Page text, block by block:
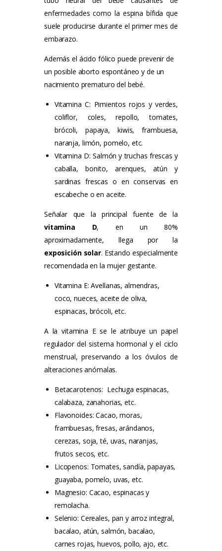
enfermedades como la espina bífida que
suele producirse durante el primer mes de
embarazo.
Además el ácido fólico puede prevenir de
un posible aborto espontáneo y de un
nacimiento prematuro del bebé.
Vitamina C: Pimientos rojos y verdes,
coliflor, coles, repollo, tomates,
brócoli, papaya, kiwis, frambuesa,
naranja, limón, pomelo, etc.
Vitamina D: Salmón y truchas frescas y
caballa, bonito, arenques, atún y
sardinas frescas o en conservas en
escabeche o en aceite.
Señalar que la principal fuente de la
vitamina D, en un 80%
aproximadamente, llega por la
exposición solar. Estando especialmente
recomendada en la mujer gestante.
Vitamina E: Avellanas, almendras,
coco, nueces, aceite de oliva,
espinacas, brócoli, etc.
A la vitamina E se le atribuye un papel
regulador del sistema hormonal y el ciclo
menstrual, preservando a los óvulos de
alteraciones anómalas.
Betacarotenos: Lechuga espinacas,
calabaza, zanahorias, etc.
Flavonoides: Cacao, moras,
frambuesas, fresas, arándanos,
cerezas, soja, té, uvas, naranjas,
frutos secos, etc.
Licopenos: Tomates, sandía, papayas,
guayaba, pomelo, uvas, etc.
Magnesio: Cacao, espinacas y
remolacha.
Selenio: Cereales, pan y arroz integral,
bacalao, atún, salmón, bacalao,
carnes rojas, huevos, pollo, ajo, etc.